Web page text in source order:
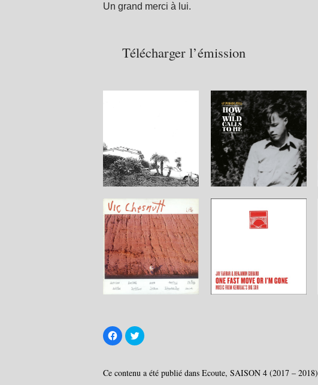
Un grand merci à lui.
Télécharger l’émission
C
l
e
z
C
l
e
z
Ce contenu a été publié dans Ecoute, SAISON 4 (2017 – 2018)